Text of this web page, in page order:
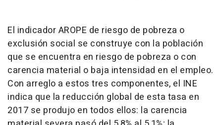
El indicador AROPE de riesgo de pobreza o
exclusión social se construye con la población
que se encuentra en riesgo de pobreza o con
carencia material o baja intensidad en el empleo.
Con arreglo a estos tres componentes, el INE
indica que la reducción global de esta tasa en
2017 se produjo en todos ellos: la carencia